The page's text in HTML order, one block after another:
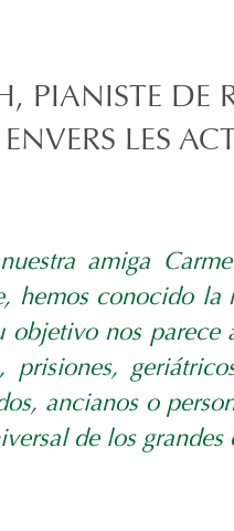
PIANISTE DE
LES
amiga
hemos conocido
objetivo nos
prisiones,
ancianos o
de los